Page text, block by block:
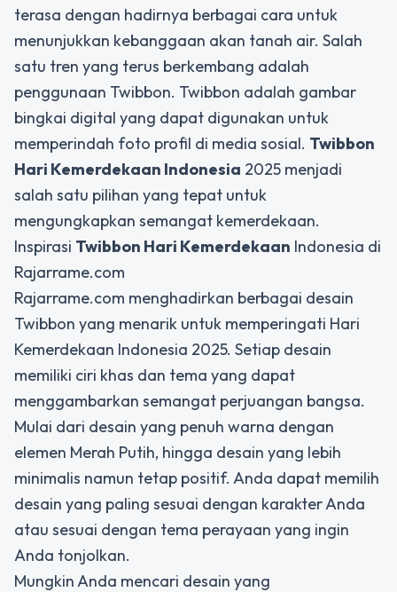
terasa dengan hadirnya berbagai cara untuk
menunjukkan kebanggaan akan tanah air. Salah
satu tren yang terus berkembang adalah
penggunaan Twibbon. Twibbon adalah gambar
bingkai digital yang dapat digunakan untuk
memperindah foto profil di media sosial. Twibbon
Hari Kemerdekaan Indonesia 2025 menjadi
salah satu pilihan yang tepat untuk
mengungkapkan semangat kemerdekaan.
Inspirasi Twibbon Hari Kemerdekaan Indonesia di
Rajarrame.com
Rajarrame.com menghadirkan berbagai desain
Twibbon yang menarik untuk memperingati Hari
Kemerdekaan Indonesia 2025. Setiap desain
memiliki ciri khas dan tema yang dapat
menggambarkan semangat perjuangan bangsa.
Mulai dari desain yang penuh warna dengan
elemen Merah Putih, hingga desain yang lebih
minimalis namun tetap positif. Anda dapat memilih
desain yang paling sesuai dengan karakter Anda
atau sesuai dengan tema perayaan yang ingin
Anda tonjolkan.
Mungkin Anda mencari desain yang